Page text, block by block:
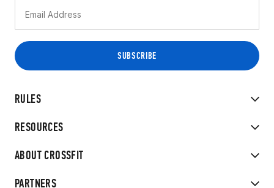
RULES
RESOURCES
ABOUT CROSSFIT
PARTNERS